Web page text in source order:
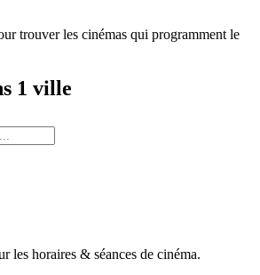
trouver les cinémas qui programment le
1 ville
les horaires & séances de cinéma.